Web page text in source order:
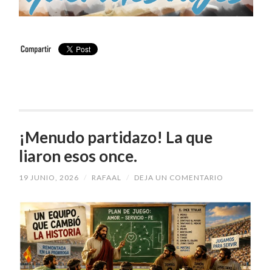
¡Menudo partidazo! La que
liaron esos once.
19 JUNIO, 2026 / RAFAAL / DEJA UN COMENTARIO